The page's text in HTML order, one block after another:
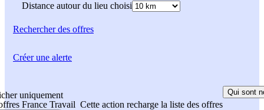
Distance autour du lieu choisi
Rechercherdes offres
uniquement
France Travail Cette action recharge la liste des offres
Qui sont
Créer une alerte